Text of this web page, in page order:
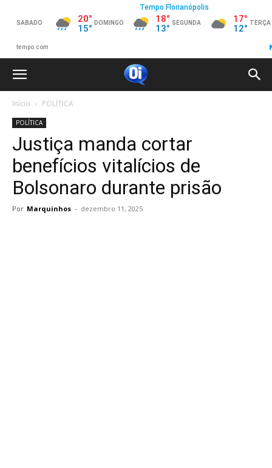
Início POLÍTICA
POLÍTICA
Justiça manda cortar
benefícios vitalícios de
Bolsonaro durante prisão
Por Marquinhos - dezembro 11, 2025